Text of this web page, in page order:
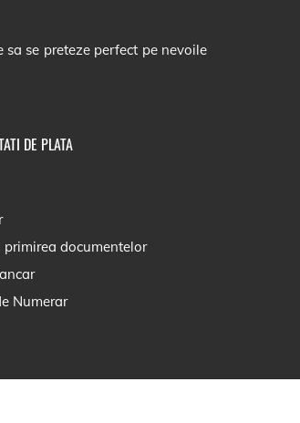
se preteze perfect pe nevoile
DE PLATA
primirea documentelor
Numerar